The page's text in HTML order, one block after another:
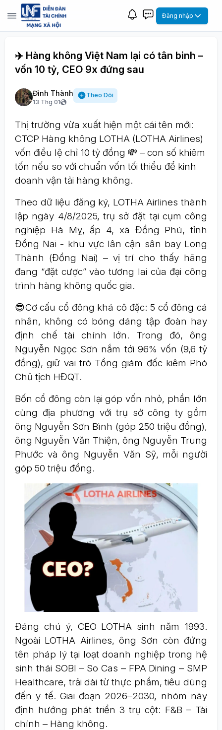
Đăng nhập
✈️ Hàng không Việt Nam lại có tân binh –
vốn 10 tỷ, CEO 9x đứng sau
Đình Thành
13 Thg 01
Theo Dõi
Thị trường vừa xuất hiện một cái tên mới:
CTCP Hàng không LOTHA (LOTHA Airlines)
vốn điều lệ chỉ 10 tỷ đồng 💸 – con số khiêm
tốn nếu so với chuẩn vốn tối thiểu để kinh
doanh vận tải hàng không.
Theo dữ liệu đăng ký, LOTHA Airlines thành
lập ngày 4/8/2025, trụ sở đặt tại cụm công
nghiệp Hà Mỵ, ấp 4, xã Đồng Phú, tỉnh
Đồng Nai - khu vực lân cận sân bay Long
Thành (Đồng Nai) – vị trí cho thấy hãng
đang “đặt cược” vào tương lai của đại công
trình hàng không quốc gia.
😎Cơ cấu cổ đông khá cô đặc: 5 cổ đông cá
nhân, không có bóng dáng tập đoàn hay
định chế tài chính lớn. Trong đó, ông
Nguyễn Ngọc Sơn nắm tới 96% vốn (9,6 tỷ
đồng), giữ vai trò Tổng giám đốc kiêm Phó
Chủ tịch HĐQT.
Bốn cổ đông còn lại góp vốn nhỏ, phần lớn
cùng địa phương với trụ sở công ty gồm
ông Nguyễn Sơn Bình (góp 250 triệu đồng),
ông Nguyễn Văn Thiện, ông Nguyễn Trung
Phước và ông Nguyễn Văn Sỹ, mỗi người
góp 50 triệu đồng.
Đáng chú ý, CEO LOTHA sinh năm 1993.
Ngoài LOTHA Airlines, ông Sơn còn đứng
tên pháp lý tại loạt doanh nghiệp trong hệ
sinh thái SOBI – So Cas – FPA Dining – SMP
Healthcare, trải dài từ thực phẩm, tiêu dùng
đến y tế. Giai đoạn 2026–2030, nhóm này
định hướng phát triển 3 trụ cột: F&B – Tài
chính – Hàng không.